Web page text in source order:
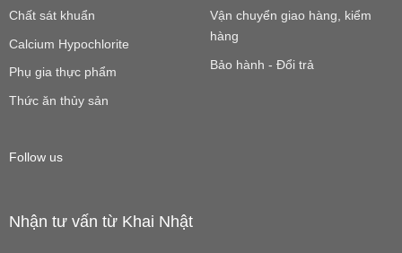
Chất sát khuẩn
Calcium Hypochlorite
Phụ gia thực phẩm
Thức ăn thủy sản
Vận chuyển giao hàng, kiểm
hàng
Bảo hành - Đổi trả
Follow us
Nhận tư vấn từ Khai Nhật